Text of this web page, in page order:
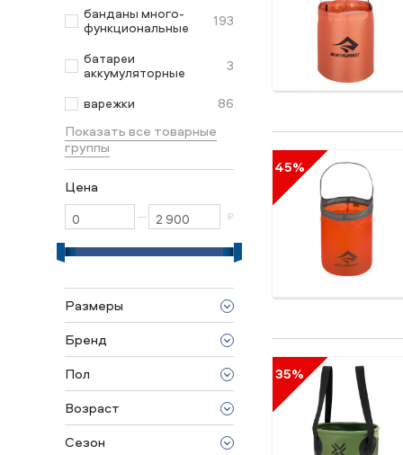
банданы много-
функциональные
193
батареи
аккумуляторные
3
варежки
86
Показать все товарные
группы
Цена
— ₽
Размеры
10 L
20 L
Бренд
Saxifraga
Sea to Summit
Пол
унисекс
Возраст
для взрослых
Сезон
45%
35%